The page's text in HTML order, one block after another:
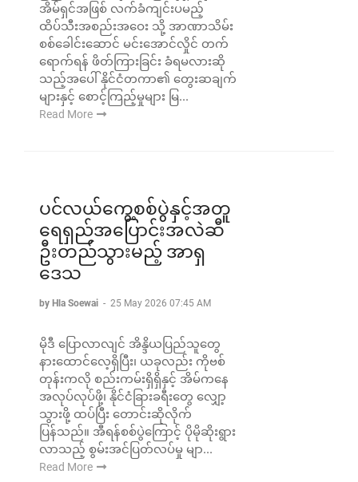
အိမ်ရှင်အဖြစ် လက်ခံကျင်းပမည့်
ထိပ်သီးအစည်းအဝေး သို့ အာဏာသိမ်း
စစ်ခေါင်းဆောင် မင်းအောင်လှိုင် တက်
ရောက်ရန် ဖိတ်ကြားခြင်း ခံရမလားဆို
သည့်အပေါ် နိုင်ငံတကာ၏ တွေးဆချက်
များနှင့် စောင့်ကြည့်မှုများ မြ...
Read More
ပင်လယ်ကွေ့စစ်ပွဲနှင့်အတူ
ရေရှည်အပြောင်းအလဲဆီ
ဦးတည်သွားမည့် အာရှ
ဒေသ
by Hla Soewai - 25 May 2026 07:45 AM
မိုဒီ ပြောလာလျင် အိန္ဒိယပြည်သူတွေ
နားထောင်လေ့ရှိပြီး၊ ယခုလည်း ကိုဗစ်
တုန်းကလို စည်းကမ်းရှိရှိနှင့် အိမ်ကနေ
အလုပ်လုပ်ဖို့၊ နိုင်ငံခြားခရီးတွေ လျှော့
သွားဖို့ ထပ်ပြီး တောင်းဆိုလိုက်
ပြန်သည်။ အီရန်စစ်ပွဲကြောင့် ပိုမိုဆိုးရွား
လာသည့် စွမ်းအင်ပြတ်လပ်မှု မျာ...
Read More